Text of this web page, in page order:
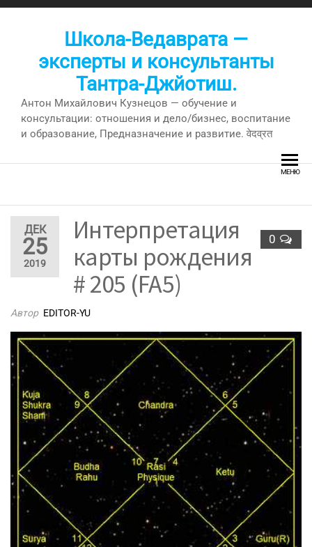
Перейти
Школа-Ведаврата —
эксперты и консультанты
Тантра-Джйотиш.
Антон Михайлович Кузнецов — обучение и
консультации: отношения и дело/бизнес, воспитание
и образование, Предназначение и развитие. वेदव्रत
МЕНЮ
ДЕК
25
2019
0
Интерпретация
карты рождения
# 205 (FA5)
Автор EDITOR-YU